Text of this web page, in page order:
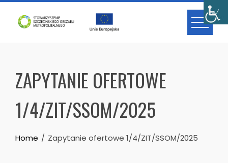
Skip
ZAPYTANIE OFERTOWE
1/4/ZIT/SSOM/2025
Home Zapytanie ofertowe 1/4/ZIT/SSOM/2025